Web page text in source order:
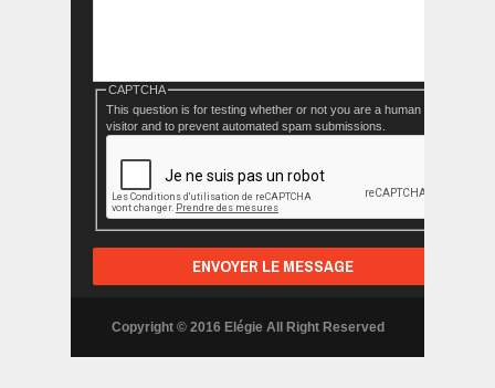
CAPTCHA
This question is for testing whether or not you are a human
visitor and to prevent automated spam submissions.
Copyright © 2016 Elégie All Right Reserved